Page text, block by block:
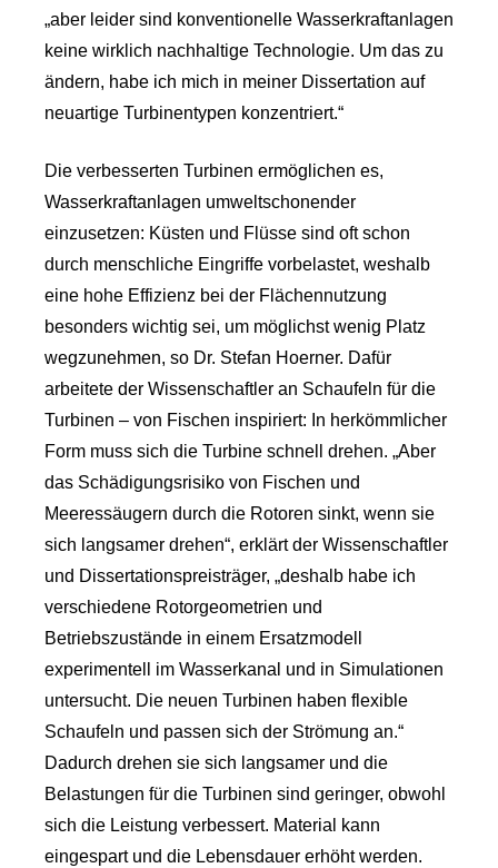
„aber leider sind konventionelle Wasserkraftanlagen
keine wirklich nachhaltige Technologie. Um das zu
ändern, habe ich mich in meiner Dissertation auf
neuartige Turbinentypen konzentriert.“
Die verbesserten Turbinen ermöglichen es,
Wasserkraftanlagen umweltschonender
einzusetzen: Küsten und Flüsse sind oft schon
durch menschliche Eingriffe vorbelastet, weshalb
eine hohe Effizienz bei der Flächennutzung
besonders wichtig sei, um möglichst wenig Platz
wegzunehmen, so Dr. Stefan Hoerner. Dafür
arbeitete der Wissenschaftler an Schaufeln für die
Turbinen – von Fischen inspiriert: In herkömmlicher
Form muss sich die Turbine schnell drehen. „Aber
das Schädigungsrisiko von Fischen und
Meeressäugern durch die Rotoren sinkt, wenn sie
sich langsamer drehen“, erklärt der Wissenschaftler
und Dissertationspreisträger, „deshalb habe ich
verschiedene Rotorgeometrien und
Betriebszustände in einem Ersatzmodell
experimentell im Wasserkanal und in Simulationen
untersucht. Die neuen Turbinen haben flexible
Schaufeln und passen sich der Strömung an.“
Dadurch drehen sie sich langsamer und die
Belastungen für die Turbinen sind geringer, obwohl
sich die Leistung verbessert. Material kann
eingespart und die Lebensdauer erhöht werden.